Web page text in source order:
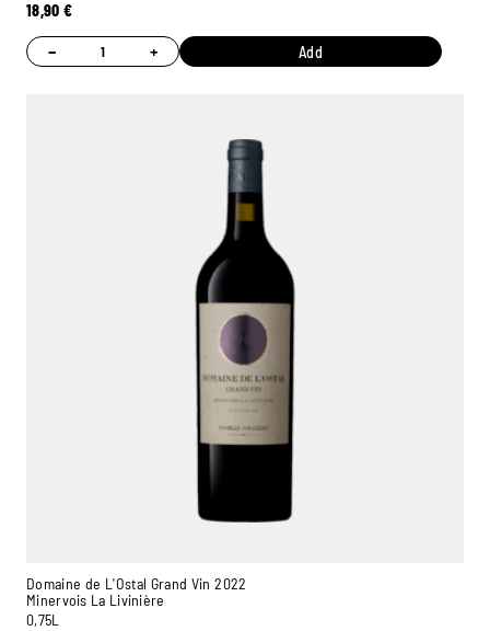
18,90€
− + Add
Domaine de L'Ostal Grand Vin 2022
Minervois La Livinière
0,75L